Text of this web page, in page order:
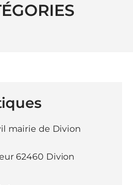
mairie de Divion
62460 Divion